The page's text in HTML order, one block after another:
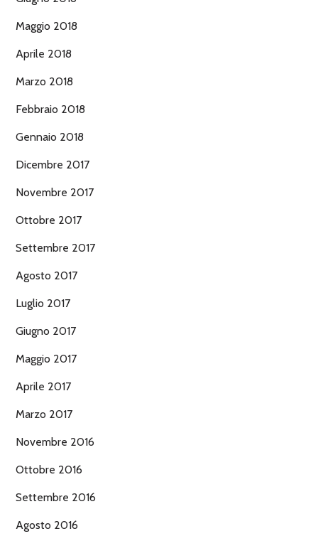
Maggio 2018
Aprile 2018
Marzo 2018
Febbraio 2018
Gennaio 2018
Dicembre 2017
Novembre 2017
Ottobre 2017
Settembre 2017
Agosto 2017
Luglio 2017
Giugno 2017
Maggio 2017
Aprile 2017
Marzo 2017
Novembre 2016
Ottobre 2016
Settembre 2016
Agosto 2016